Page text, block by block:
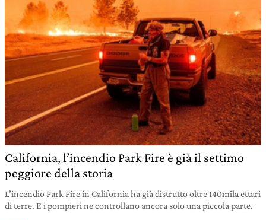
California, l’incendio Park Fire è già il settimo
peggiore della storia
L’incendio Park Fire in California ha già distrutto oltre 140mila ettari
di terre. E i pompieri ne controllano ancora solo una piccola parte.